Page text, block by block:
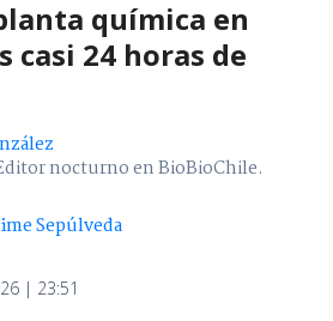
química en
casi 24 horas de
nocturno en BioBioChile.
Sepúlveda
| 23:51